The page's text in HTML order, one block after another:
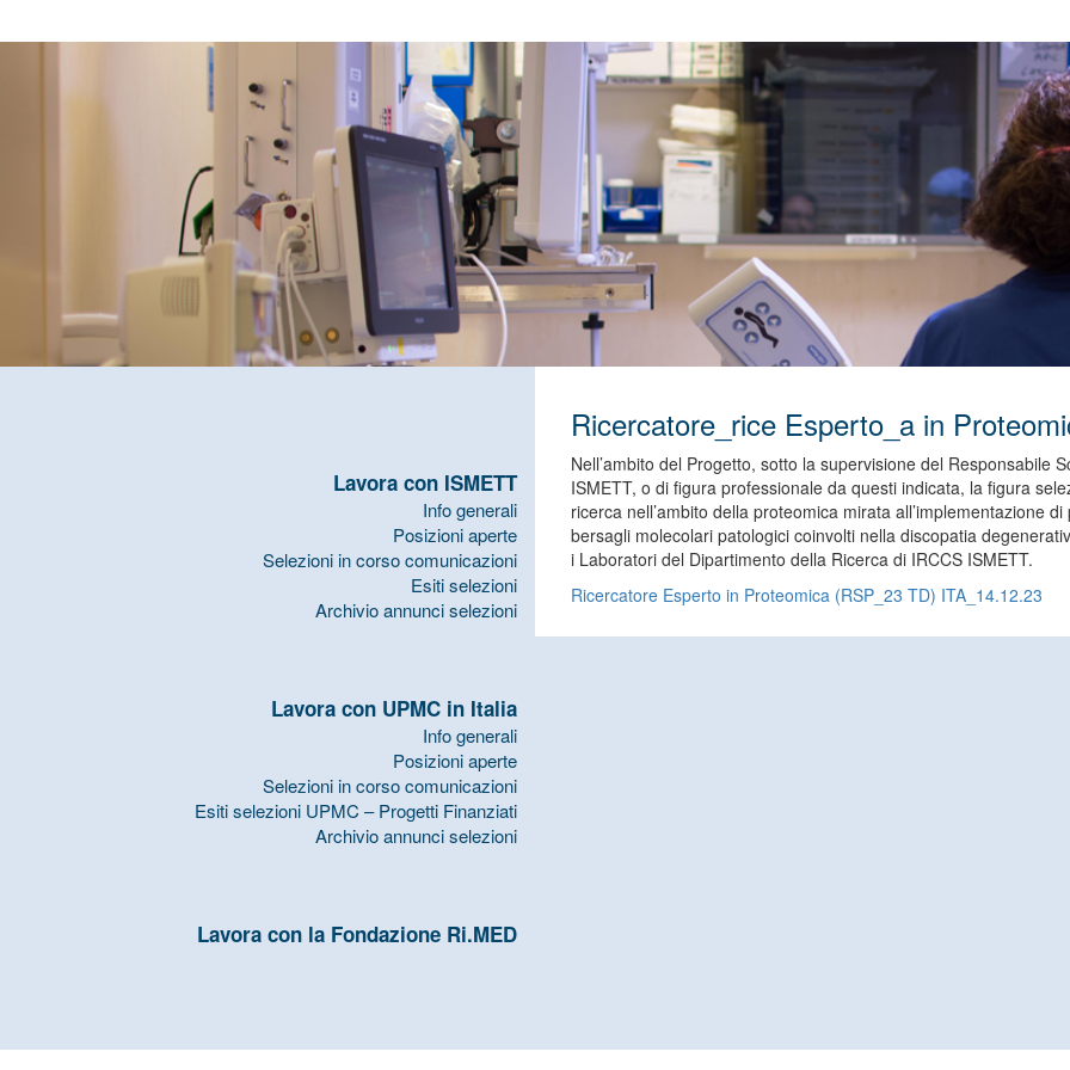
Lavora con ISMETT
Info generali
Posizioni aperte
Selezioni in corso comunicazioni
Esiti selezioni
Archivio annunci selezioni
Lavora con UPMC in Italia
Info generali
Posizioni aperte
Selezioni in corso comunicazioni
Esiti selezioni UPMC – Progetti Finanziati
Archivio annunci selezioni
Lavora con la Fondazione Ri.MED
Ricercatore_rice Esperto_a in
Nell’ambito del Progetto, sotto la supervisione del Responsabile
ISMETT, o di figura professionale da questi indicata, la figura
ricerca nell’ambito della proteomica mirata all’implementazione
bersagli molecolari patologici coinvolti nella discopatia
i Laboratori del Dipartimento della Ricerca di IRCCS ISMETT.
Ricercatore Esperto in Proteomica (RSP_23 TD) ITA_14.12.23